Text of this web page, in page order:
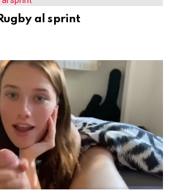
al sprint